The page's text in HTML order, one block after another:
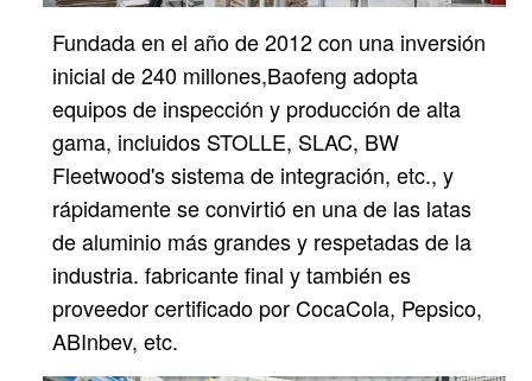
Fundada en el año de 2012 con una inversión
inicial de 240 millones,Baofeng adopta
equipos de inspección y producción de alta
gama, incluidos STOLLE, SLAC, BW
Fleetwood'ssistema de integración, etc., y
rápidamente se convirtió en una de las latas
de aluminio más grandes y respetadas de la
industria.fabricante final y también es
proveedor certificado por CocaCola, Pepsico,
ABInbev, etc.